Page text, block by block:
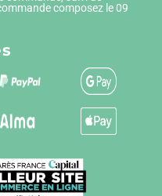
composez le 09